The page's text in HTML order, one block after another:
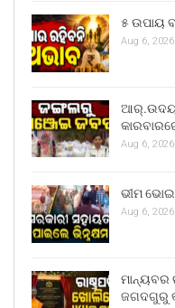
୫ ଉପାୟ
Aug 6, 2026
Aug 6, 2026
ଭୀମ
Aug 6, 2026
ମାନ୍ୟବର
ଜଗଦଗୁରୁ